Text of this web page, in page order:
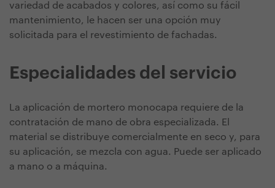
variedad de acabados y colores, así como su fácil
mantenimiento, le hacen ser una opción muy
solicitada para el revestimiento de fachadas.
Especialidades del servicio
La aplicación de mortero monocapa requiere de la
contratación de mano de obra especializada. El
material se distribuye comercialmente en seco y, para
su aplicación, se mezcla con agua. Puede ser aplicado
a mano o a máquina.